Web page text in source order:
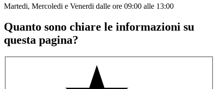
Martedi, Mercoledi e Venerdi dalle ore 09:00 alle 13:00
Quanto sono chiare le informazioni su
questa pagina?